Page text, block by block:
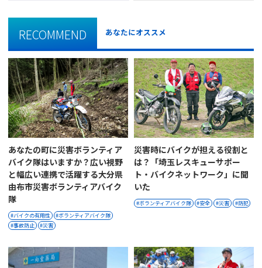
RECOMMEND あなたにオススメ
あなたの町に災害ボランティア
バイク隊はいますか？広い視野
と幅広い連携で活躍する大分県
由布市災害ボランティアバイク
隊
バイクの有用性
ボランティアバイク隊
事故防止
災害
災害時にバイクが担える役割と
は？「埼玉レスキューサポー
ト・バイクネットワーク」に聞
いた
ボランティアバイク隊 安全 災害 防犯